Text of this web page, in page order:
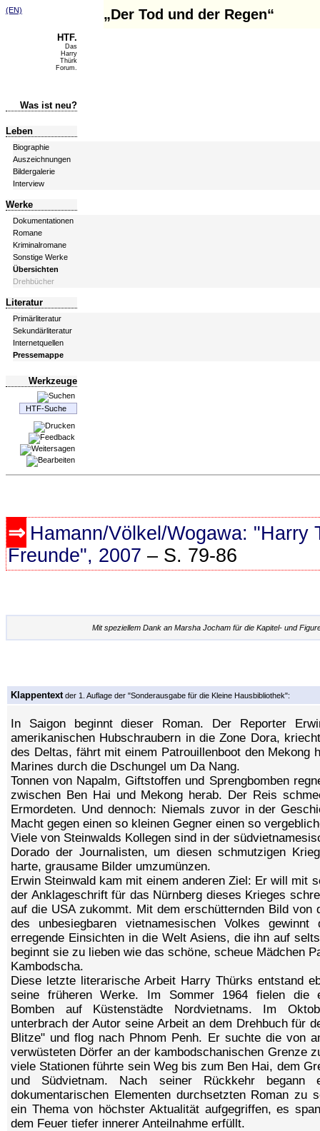
(EN)
HTF.
Das
Harry
Thürk
Forum.
Was ist neu?
Leben
Biographie
Auszeichnungen
Bildergalerie
Interview
Werke
Dokumentationen
Romane
Kriminalromane
Sonstige Werke
Übersichten
Drehbücher
Literatur
Primärliteratur
Sekundärliteratur
Internetquellen
Pressemappe
Werkzeuge
„Der Tod und der Regen“
Hamann/Völkel/Wogawa:
Freunde", 2007 – S. 79-86
Mit speziellem Dank an Marsha Jocham für die Kapitel- und
Klappentext der 1. Auflage der "Sonderausgabe für die Kleine Hausbibliothek":
In Saigon beginnt dieser Roman. Der Reporter
amerikanischen Hubschraubern in die Zone Dora,
des Deltas, fährt mit einem Patrouillenboot den Mekong
Marines durch die Dschungel um Da Nang.
Tonnen von Napalm, Giftstoffen und Sprengbomben
zwischen Ben Hai und Mekong herab. Der Reis
Ermordeten. Und dennoch: Niemals zuvor in der
Macht gegen einen so kleinen Gegner einen so
Viele von Steinwalds Kollegen sind in der
Dorado der Journalisten, um diesen schmutzigen
harte, grausame Bilder umzumünzen.
Erwin Steinwald kam mit einem anderen Ziel: Er will mit
der Anklageschrift für das Nürnberg dieses Krieges
auf die USA zukommt. Mit dem erschütternden Bild von
des unbesiegbaren vietnamesischen Volkes
erregende Einsichten in die Welt Asiens, die ihn auf
beginnt sie zu lieben wie das schöne, scheue Mädchen
Kambodscha.
Diese letzte literarische Arbeit Harry Thürks entstand
seine früheren Werke. Im Sommer 1964 fielen die
Bomben auf Küstenstädte Nordvietnams. Im
unterbrach der Autor seine Arbeit an dem Drehbuch für
Blitze" und flog nach Phnom Penh. Er suchte die von
verwüsteten Dörfer an der kambodschanischen Grenze
viele Stationen führte sein Weg bis zum Ben Hai, dem
und Südvietnam. Nach seiner Rückkehr
dokumentarischen Elementen durchsetzten Roman zu
ein Thema von höchster Aktualität aufgegriffen, es
dem Feuer tiefer innerer Anteilnahme erfüllt.